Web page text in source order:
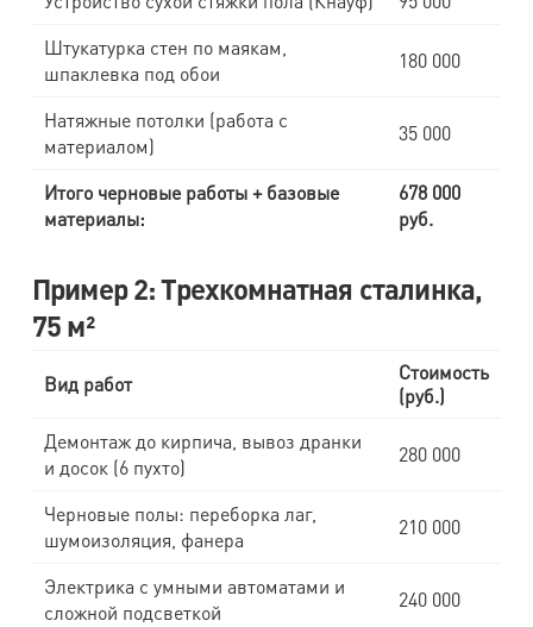
Штукатурка стен по маякам,
шпаклевка под обои
180 000
Натяжные потолки (работа с
материалом)
35 000
Итого черновые работы + базовые
материалы:
678 000
руб.
Пример 2: Трехкомнатная сталинка,
75 м²
Вид работ
Стоимость
(руб.)
Демонтаж до кирпича, вывоз дранки
и досок (6 пухто)
280 000
Черновые полы: переборка лаг,
шумоизоляция, фанера
210 000
Электрика с умными автоматами и
сложной подсветкой
240 000